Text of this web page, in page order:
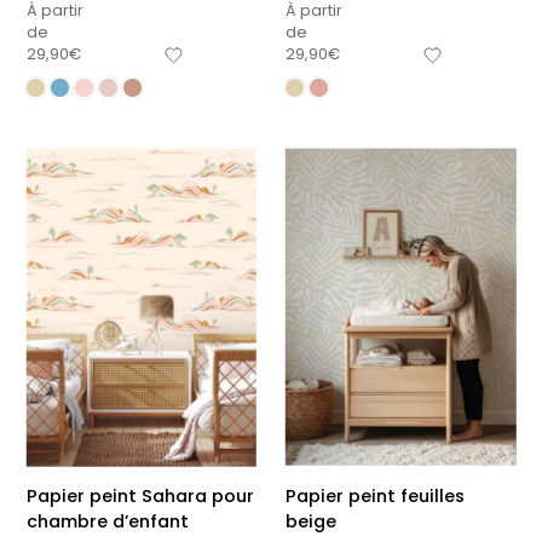
À partir
de
29,90€
À partir
de
29,90€
Papier peint Sahara pour
chambre d’enfant
Papier peint feuilles
beige